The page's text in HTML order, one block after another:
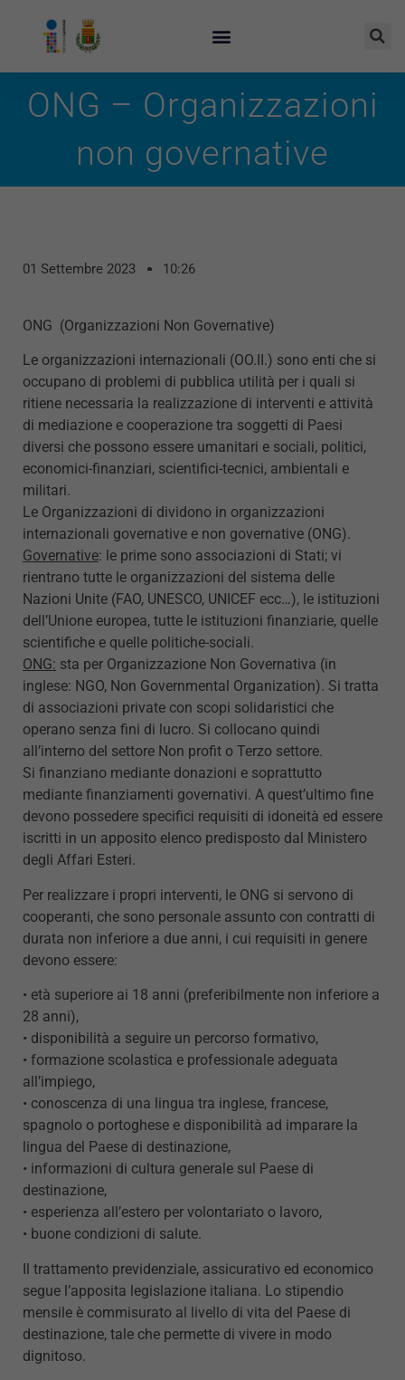
ONG – Organizzazioni
non governative
01 Settembre 2023 10:26
ONG (Organizzazioni Non Governative)
Le organizzazioni internazionali (OO.II.) sono enti che si
occupano di problemi di pubblica utilità per i quali si
ritiene necessaria la realizzazione di interventi e attività
di mediazione e cooperazione tra soggetti di Paesi
diversi che possono essere umanitari e sociali, politici,
economici-finanziari, scientifici-tecnici, ambientali e
militari.
Le Organizzazioni di dividono in organizzazioni
internazionali governative e non governative (ONG).
Governative: le prime sono associazioni di Stati; vi
rientrano tutte le organizzazioni del sistema delle
Nazioni Unite (FAO, UNESCO, UNICEF ecc…), le istituzioni
dell’Unione europea, tutte le istituzioni finanziarie, quelle
scientifiche e quelle politiche-sociali.
ONG: sta per Organizzazione Non Governativa (in
inglese: NGO, Non Governmental Organization). Si tratta
di associazioni private con scopi solidaristici che
operano senza fini di lucro. Si collocano quindi
all’interno del settore Non profit o Terzo settore.
Si finanziano mediante donazioni e soprattutto
mediante finanziamenti governativi. A quest’ultimo fine
devono possedere specifici requisiti di idoneità ed essere
iscritti in un apposito elenco predisposto dal Ministero
degli Affari Esteri.
Per realizzare i propri interventi, le ONG si servono di
cooperanti, che sono personale assunto con contratti di
durata non inferiore a due anni, i cui requisiti in genere
devono essere:
• età superiore ai 18 anni (preferibilmente non inferiore a
28 anni),
• disponibilità a seguire un percorso formativo,
• formazione scolastica e professionale adeguata
all’impiego,
• conoscenza di una lingua tra inglese, francese,
spagnolo o portoghese e disponibilità ad imparare la
lingua del Paese di destinazione,
• informazioni di cultura generale sul Paese di
destinazione,
• esperienza all’estero per volontariato o lavoro,
• buone condizioni di salute.
Il trattamento previdenziale, assicurativo ed economico
segue l’apposita legislazione italiana. Lo stipendio
mensile è commisurato al livello di vita del Paese di
destinazione, tale che permette di vivere in modo
dignitoso.